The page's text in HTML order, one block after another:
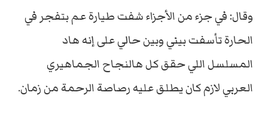
وقال: في جزء من الأجزاء شفت طيارة عم بتفجر في
الحارة تأسفت بيني وبين حالي على إنه هاد
المسلسل اللي حقق كل هالنجاح الجماهيري
العربي لازم كان يطلق عليه رصاصة الرحمة من زمان.